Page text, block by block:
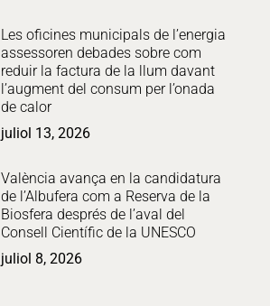
Les oficines municipals de l’energia
assessoren debades sobre com
reduir la factura de la llum davant
l’augment del consum per l’onada
de calor
juliol 13, 2026
València avança en la candidatura
de l’Albufera com a Reserva de la
Biosfera després de l’aval del
Consell Científic de la UNESCO
juliol 8, 2026